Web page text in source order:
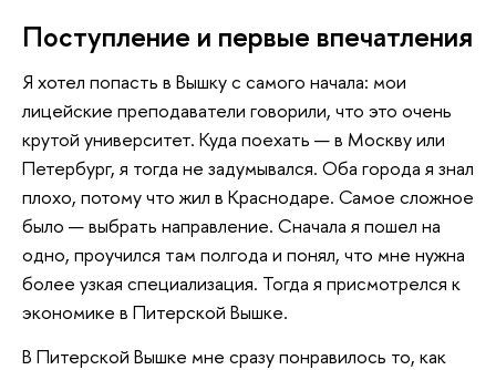
Поступление и первые впечатления
Я хотел попасть в Вышку с самого начала: мои
лицейские преподаватели говорили, что это очень
крутой университет. Куда поехать — в Москву или
Петербург, я тогда не задумывался. Оба города я знал
плохо, потому что жил в Краснодаре. Самое сложное
было — выбрать направление. Сначала я пошел на
одно, проучился там полгода и понял, что мне нужна
более узкая специализация. Тогда я присмотрелся к
экономике в Питерской Вышке.
В Питерской Вышке мне сразу понравилось то, как